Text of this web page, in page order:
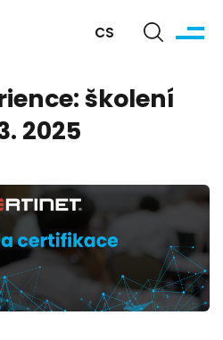
CS
školení
2025